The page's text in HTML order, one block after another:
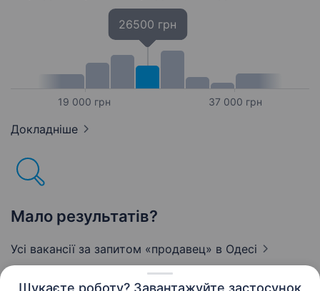
Шукаєте роботу? Завантажуйте застосунок
19 000 грн
26500 грн
37 000 грн
Докладніше
Мало результатів?
Усі вакансії за запитом «продавец» в Одесі